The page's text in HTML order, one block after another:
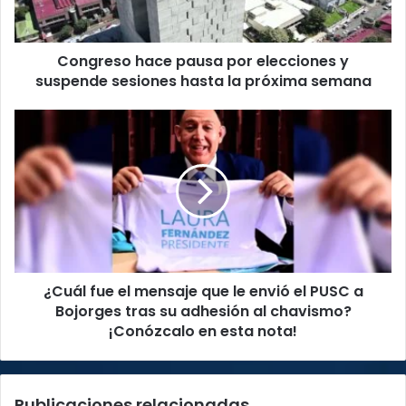
sesiones
hasta
próxima
Congreso hace pausa por elecciones y
suspende sesiones hasta la próxima semana
el
mensaje
que
le
envió
PUSC
Bojorges
adhesión
chavismo?
¿Cuál fue el mensaje que le envió el PUSC a
Bojorges tras su adhesión al chavismo?
¡Conózcalo en esta nota!